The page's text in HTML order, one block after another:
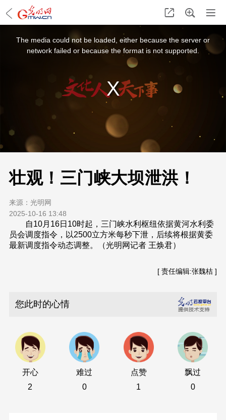
The media could not be loaded, either because the server or
network failed or because the format is not supported.
壮观！三门峡大坝泄洪！
来源： 光明网
2025-10-16 13:48
自10月16日10时起，三门峡水利枢纽依据黄河水利委
员会调度指令，以2500立方米每秒下泄，后续将根据黄委
最新调度指令动态调整。（光明网记者 王焕君）
[ 责任编辑:张魏桔 ]
您此时的心情
开心
2
难过
0
点赞
1
飘过
0